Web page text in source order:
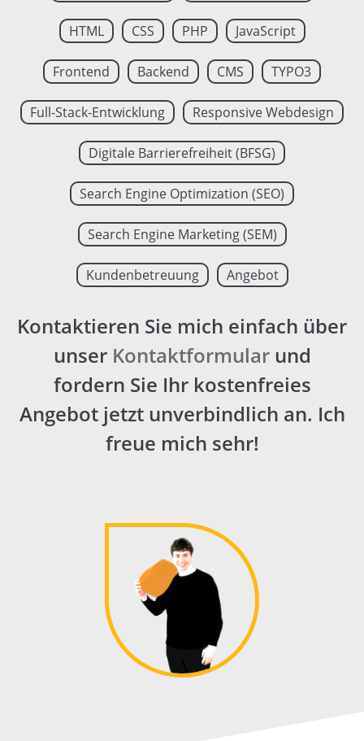
HTML CSS PHP JavaScript
Frontend Backend CMS TYPO3
Full-Stack-Entwicklung Responsive Webdesign
Digitale Barrierefreiheit (BFSG)
Search Engine Optimization (SEO)
Search Engine Marketing (SEM)
Kundenbetreuung Angebot
Kontaktieren Sie mich einfach über
unser Kontaktformularund
fordern Sie Ihr kostenfreies
Angebot jetzt unverbindlich an. Ich
freue mich sehr!